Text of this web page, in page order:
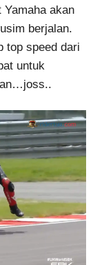
Yamaha akan
berjalan.
top speed dari
untuk